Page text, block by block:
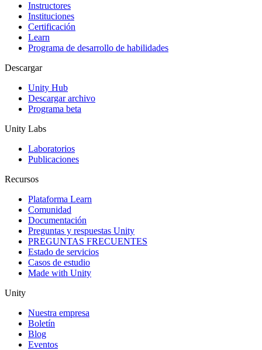
Instructores
Instituciones
Certificación
Learn
Programa de desarrollo de habilidades
Descargar
Unity Hub
Descargar archivo
Programa beta
Unity Labs
Laboratorios
Publicaciones
Recursos
Plataforma Learn
Comunidad
Documentación
Preguntas y respuestas Unity
PREGUNTAS FRECUENTES
Estado de servicios
Casos de estudio
Made with Unity
Unity
Nuestra empresa
Boletín
Blog
Eventos